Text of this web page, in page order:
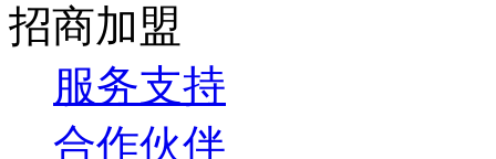
招商加盟
服务支持
合作伙伴